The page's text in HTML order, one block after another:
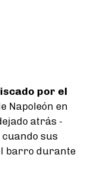
por el
Napoleón en
atrás -
sus
barro durante